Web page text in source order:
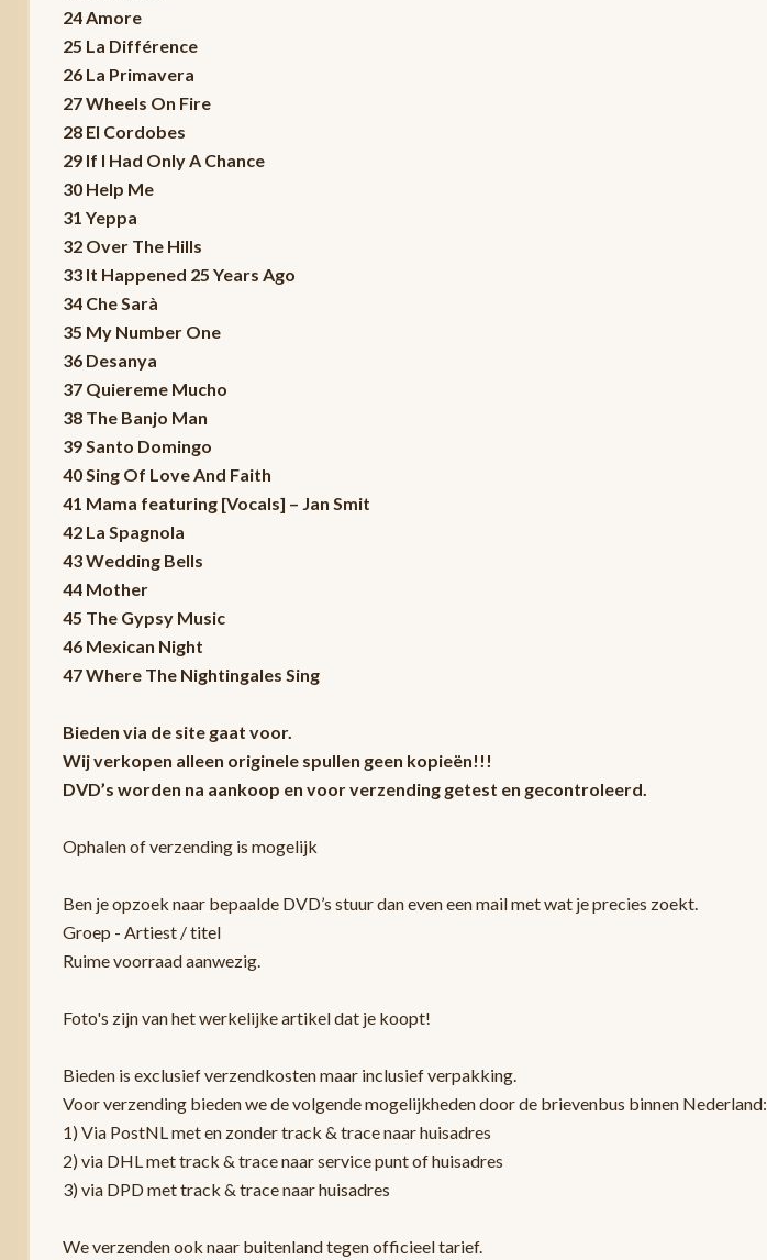
24 Amore
25 La Différence
26 La Primavera
27 Wheels On Fire
28 El Cordobes
29 If I Had Only A Chance
30 Help Me
31 Yeppa
32 Over The Hills
33 It Happened 25 Years Ago
34 Che Sarà
35 My Number One
36 Desanya
37 Quiereme Mucho
38 The Banjo Man
39 Santo Domingo
40 Sing Of Love And Faith
41 Mama featuring [Vocals] – Jan Smit
42 La Spagnola
43 Wedding Bells
44 Mother
45 The Gypsy Music
46 Mexican Night
47 Where The Nightingales Sing
Bieden via de site gaat voor.
Wij verkopen alleen originele spullen geen kopieën!!!
DVD’s worden na aankoop en voor verzending getest en gecontroleerd.
Ophalen of verzending is mogelijk
Ben je opzoek naar bepaalde DVD’s stuur dan even een mail met wat je precies zoekt.
Groep - Artiest / titel
Ruime voorraad aanwezig.
Foto's zijn van het werkelijke artikel dat je koopt!
Bieden is exclusief verzendkosten maar inclusief verpakking.
Voor verzending bieden we de volgende mogelijkheden door de brievenbus binnen Nederland:
1) Via PostNL met en zonder track & trace naar huisadres
2) via DHL met track & trace naar service punt of huisadres
3) via DPD met track & trace naar huisadres
We verzenden ook naar buitenland tegen officieel tarief.